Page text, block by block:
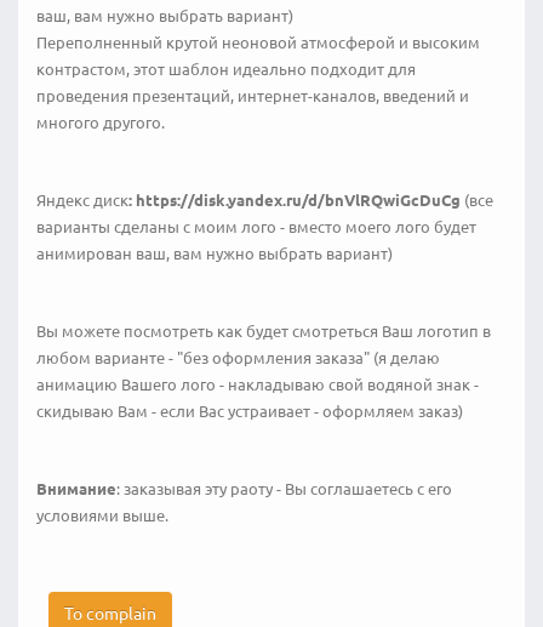
ваш, вам нужно выбрать вариант)
Переполненный крутой неоновой атмосферой и высоким
контрастом, этот шаблон идеально подходит для
проведения презентаций, интернет-каналов, введений и
многого другого.
Яндекс диск: https://disk.yandex.ru/d/bnVlRQwiGcDuCg (все
варианты сделаны с моим лого - вместо моего лого будет
анимирован ваш, вам нужно выбрать вариант)
Вы можете посмотреть как будет смотреться Ваш логотип в
любом варианте - "без оформления заказа" (я делаю
анимацию Вашего лого - накладываю свой водяной знак -
скидываю Вам - если Вас устраивает - оформляем заказ)
Внимание: заказывая эту раоту - Вы соглашаетесь с его
условиями выше.
To complain